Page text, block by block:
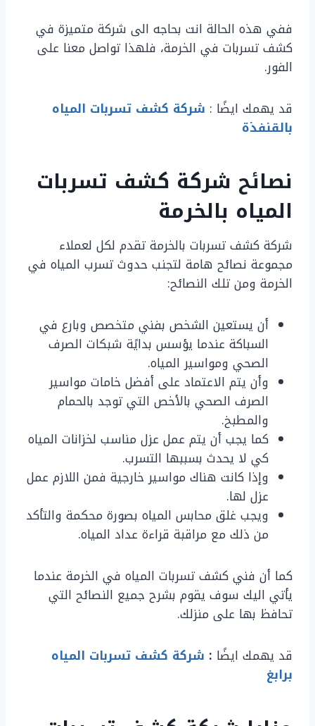
ففي هذه الحالة انت بحاجه الى شركة متميزة في
كشف تسربات في الخرمة، فلهذا تواصل معنا على
الفور.
قد يهمك ايضًا : شركة كشف تسربات المياه
بالقنفذة
نصائح شركة كشف تسربات
المياه بالخرمة
شركة كشف تسربات بالخرمة تقدم لكل لعملاء
مجموعة نصائح هامة لتجنب حدوث تسرب المياه في
الخرمة ومن تلك النصائح:
أن يستعين الشخص بفني متخصص وبارع في
السباكة عندما يؤسس بدايًة شبكات الصرف
الصحي ومواسير المياه.
وأن يتم الاعتماد على أفضل خامات مواسير
الصرف الصحي بالأخص التي توجد بالحمام
والمطبخ.
كما يجب أن يتم عمل عزل مناسب لخزانات المياه
كي لا يحدث بسببها التسرب.
وإذا كانت هناك مواسير خارجية فمن اللازم عمل
عزل لها.
ويجب غلق محابس المياه بصورة محكمة والتأكد
من ذلك مع مراقبة قراءة عداد المياه.
كما أن فني كشف تسربات المياه في الخرمة عندما
يأتي اليك سوف يقوم بشرح جميع النصائح التي
تحافظ بها على منزلك.
قد يهمك ايضًا : شركة كشف تسربات المياه
برابغ